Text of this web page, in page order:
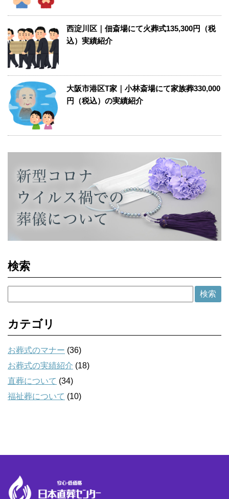
西淀川区｜佃斎場にて火葬式135,300円（税
込）実績紹介
大阪市港区T家｜小林斎場にて家族葬330,000
円（税込）の実績紹介
検索
カテゴリ
お葬式のマナー (36)
お葬式の実績紹介 (18)
直葬について (34)
福祉葬について (10)